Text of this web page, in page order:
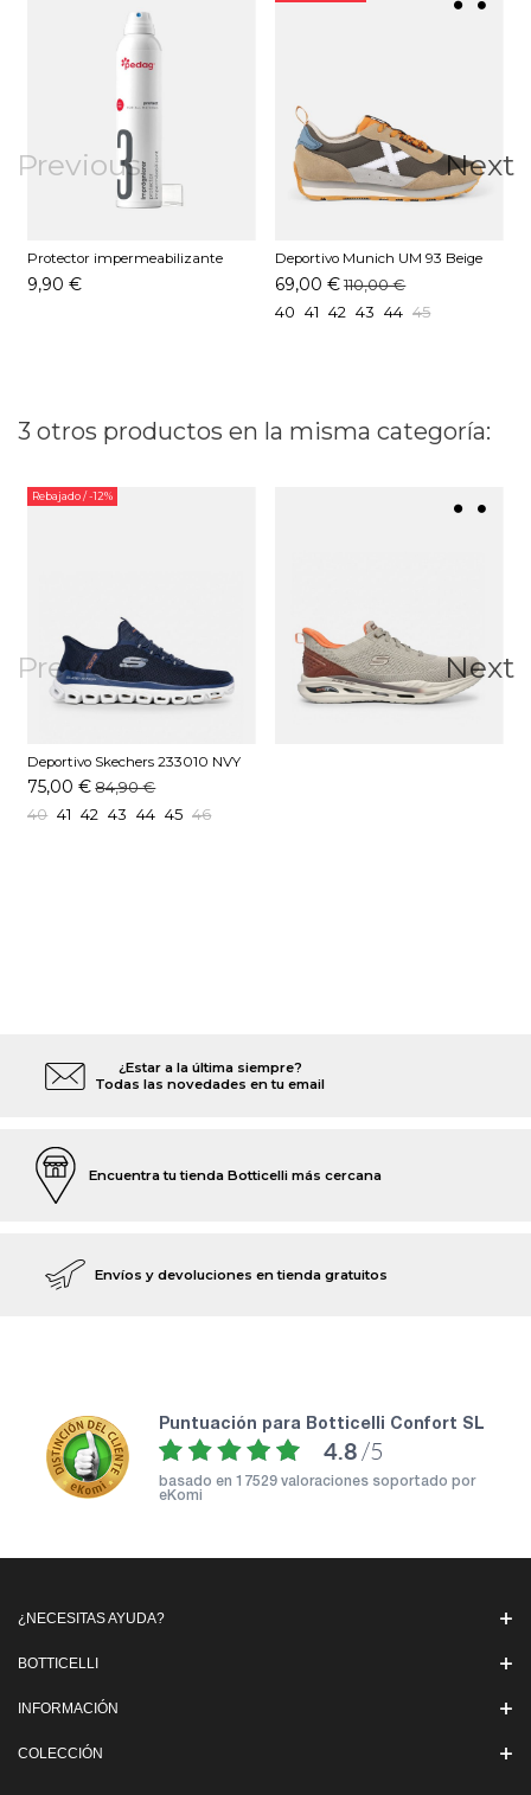
Previous
Protector impermeabilizante
Pedag 250 ML
9,90 €
Deportivo Munich UM 93 Beige
69,00 € 110,00 €
40 41 42 43 44 45
Next
3 otros productos en la misma categoría:
Previous
Rebajado/ -12%
Deportivo Skechers 233010 NVY
Marino
75,00 € 84,90 €
40 41 42 43 44 45 46
Next
¿Estar a la última siempre?
Todas las novedades en tu email
Encuentra tu tienda Botticelli más cercana
Envíos y devoluciones en tienda gratuitos
puntuación para Botticelli Confort SL
4.8 /5
basado en 17529 valoraciones soportado por
eKomi
¿NECESITAS AYUDA?
BOTTICELLI
INFORMACIÓN
COLECCIÓN